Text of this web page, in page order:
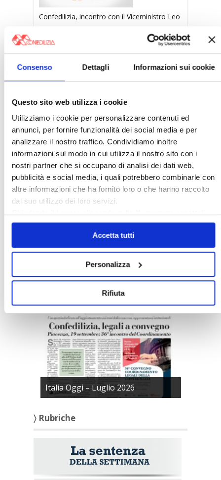
Consenso Dettagli Informazioni sui cookie
Questo sito web utilizza i cookie
Utilizziamo i cookie per personalizzare contenuti ed
annunci, per fornire funzionalità dei social media e per
analizzare il nostro traffico. Condividiamo inoltre
informazioni sul modo in cui utilizza il nostro sito con i
nostri partner che si occupano di analisi dei dati web,
pubblicità e social media, i quali potrebbero combinarle con
altre informazioni che ha fornito loro o che hanno raccolto
dal suo utilizzo dei loro servizi.
Chiudendo il banner cliccando sullaXverranno accettati
solo i cookie necessari.
Accetta tutti
Personalizza
Rifiuta
Confedilizia, incontro con il Viceministro Leo
〉 Notizie
NEWSLETTER Confedilizia
Video/Audio
Appuntamenti
〉 Confedilizia notizie
〉 Italia Oggi – Pagina Confedilizia
Italia Oggi – Luglio 2026
〉 Rubriche